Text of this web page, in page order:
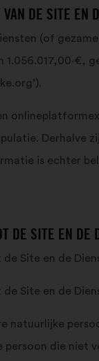
DE SITE EN
(of
1.056.017,00·€,
Derhalve
is echter
DE SITE EN DE
Site en de
Site en de
natuurlijke
persoon die niet